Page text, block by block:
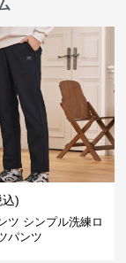
)
ツ シンプル洗練ロ
パンツ